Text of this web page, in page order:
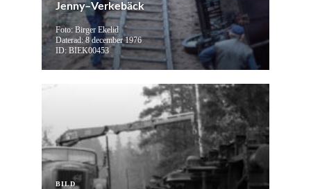
Jenny–Verkebäck
Foto: Birger Ekelid
Daterad: 8 december 1976
ID: BIEK00453
BILD